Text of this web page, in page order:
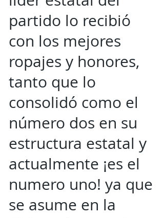
partido lo recibió
con los mejores
ropajes y honores,
tanto que lo
consolidó como el
número dos en su
estructura estatal y
actualmente ¡es el
numero uno! ya que
se asume en la